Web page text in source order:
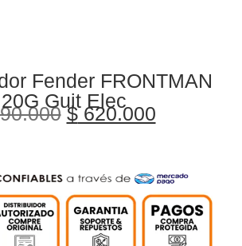
Fender FRONTMAN
20G Guit Elec
$620.000